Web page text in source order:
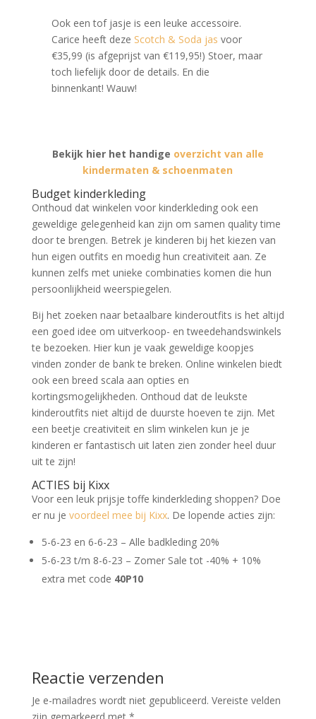
Ook een tof jasje is een leuke accessoire.
Carice heeft deze Scotch & Soda jas voor
€35,99 (is afgeprijst van €119,95!) Stoer, maar
toch liefelijk door de details. En die
binnenkant! Wauw!
Bekijk hier het handige overzicht van alle
kindermaten & schoenmaten
Budget kinderkleding
Onthoud dat winkelen voor kinderkleding ook een
geweldige gelegenheid kan zijn om samen quality time
door te brengen. Betrek je kinderen bij het kiezen van
hun eigen outfits en moedig hun creativiteit aan. Ze
kunnen zelfs met unieke combinaties komen die hun
persoonlijkheid weerspiegelen.
Bij het zoeken naar betaalbare kinderoutfits is het altijd
een goed idee om uitverkoop- en tweedehandswinkels
te bezoeken. Hier kun je vaak geweldige koopjes
vinden zonder de bank te breken. Online winkelen biedt
ook een breed scala aan opties en
kortingsmogelijkheden. Onthoud dat de leukste
kinderoutfits niet altijd de duurste hoeven te zijn. Met
een beetje creativiteit en slim winkelen kun je je
kinderen er fantastisch uit laten zien zonder heel duur
uit te zijn!
ACTIES bij Kixx
Voor een leuk prijsje toffe kinderkleding shoppen? Doe
er nu je voordeel mee bij Kixx. De lopende acties zijn:
5-6-23 en 6-6-23 – Alle badkleding 20%
5-6-23 t/m 8-6-23 – Zomer Sale tot -40% + 10%
extra met code 40P10
Reactie verzenden
Je e-mailadres wordt niet gepubliceerd. Vereiste velden